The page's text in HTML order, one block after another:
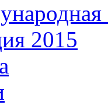
2015